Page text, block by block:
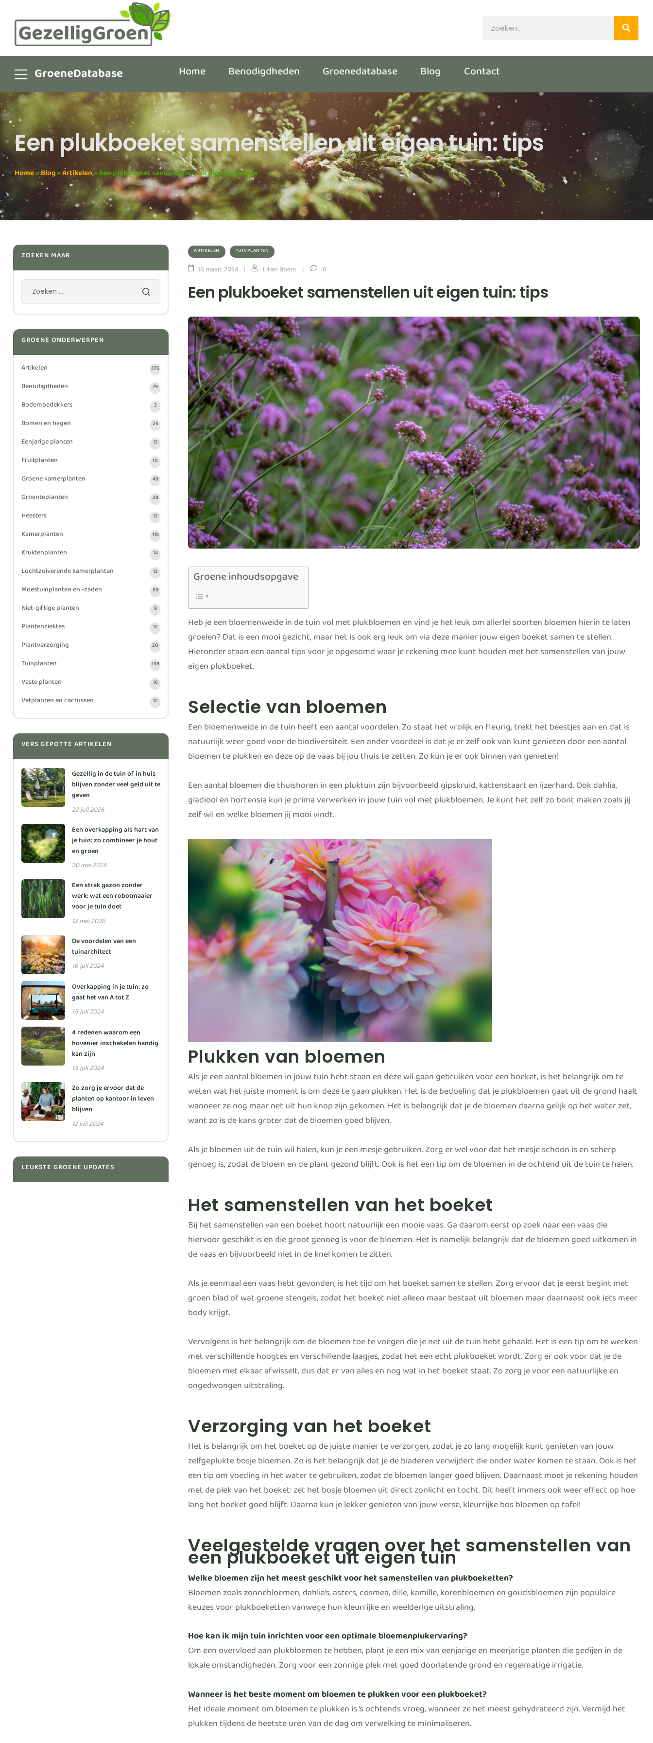
GroeneDatabase Home Benodigdheden Groenedatabase Blog Contact
Een plukboeket samenstellen uit eigen tuin: tips
Home»Blog»Artikelen»Een plukboeket samenstellen uit eigen tuin: tips
ARTIKELEN TUINPLANTEN
16 maart 2024 Lilian Boers 0
Een plukboeket samenstellen uit eigen tuin: tips
Groene inhoudsopgave
Heb je een bloemenweide in de tuin vol met plukbloemen en vind je het leuk om allerlei soorten bloemen hierin te laten
groeien? Dat is een mooi gezicht, maar het is ook erg leuk om via deze manier jouw eigen boeket samen te stellen.
Hieronder staan een aantal tips voor je opgesomd waar je rekening mee kunt houden met het samenstellen van jouw
eigen plukboeket.
Selectie van bloemen
Eenbloemenweidein de tuin heeft een aantal voordelen. Zo staat het vrolijk en fleurig, trekt het beestjes aan en dat is
natuurlijk weer goed voor de biodiversiteit. Een ander voordeel is dat je er zelf ook van kunt genieten door een aantal
bloemen te plukken en deze op de vaas bij jou thuis te zetten. Zo kun je er ook binnen van genieten!
Een aantal bloemen die thuishoren in een pluktuin zijn bijvoorbeeld gipskruid, kattenstaart en ijzerhard. Ookdahlia,
gladiool enhortensiakun je prima verwerken in jouw tuin vol met plukbloemen. Je kunt het zelf zo bont maken zoals jij
zelf wil en welke bloemen jij mooi vindt.
Plukken van bloemen
Als je een aantalbloemenin jouw tuin hebt staan en deze wil gaan gebruiken voor een boeket, is het belangrijk om te
weten wat het juiste moment is om deze te gaan plukken. Het is de bedoeling dat je plukbloemen gaat uit de grond haalt
wanneer ze nog maar net uit hun knop zijn gekomen. Het is belangrijk dat je de bloemen daarna gelijk op het water zet,
want zo is de kans groter dat de bloemen goed blijven.
Als je bloemen uit de tuin wil halen, kun je een mesje gebruiken. Zorg er wel voor dat het mesje schoon is en scherp
genoeg is, zodat de bloem en de plant gezond blijft. Ook is het een tip om de bloemen in de ochtend uit de tuin te halen.
Het samenstellen van het boeket
Bij het samenstellen van een boeket hoort natuurlijk een mooie vaas. Ga daarom eerst op zoek naar een vaas die
hiervoor geschikt is en die groot genoeg is voor de bloemen. Het is namelijk belangrijk dat de bloemen goed uitkomen in
de vaas en bijvoorbeeld niet in de knel komen te zitten.
Als je eenmaal een vaas hebt gevonden, is het tijd om het boeket samen te stellen. Zorg ervoor dat je eerst begint met
groen blad of wat groene stengels, zodat het boeket niet alleen maar bestaat uit bloemen maar daarnaast ook iets meer
body krijgt.
Vervolgens is het belangrijk om de bloemen toe te voegen die je net uit de tuin hebt gehaald. Het is een tip om te werken
met verschillende hoogtes en verschillende laagjes, zodat het een echt plukboeket wordt. Zorg er ook voor dat je de
bloemen met elkaar afwisselt, dus dat er van alles en nog wat in het boeket staat. Zo zorg je voor een natuurlijke en
ongedwongen uitstraling.
Verzorging van het boeket
Het is belangrijk om het boeket op de juiste manier te verzorgen, zodat je zo lang mogelijk kunt genieten van jouw
zelfgeplukte bosje bloemen. Zo is het belangrijk dat je de bladeren verwijdert die onder water komen te staan. Ook is het
een tip omvoedingin het water te gebruiken, zodat de bloemen langer goed blijven. Daarnaast moet je rekening houden
met de plek van het boeket: zet het bosje bloemen uit direct zonlicht en tocht. Dit heeft immers ook weer effect op hoe
lang het boeket goed blijft. Daarna kun je lekker genieten van jouw verse, kleurrijke bos bloemen op tafel!
Veelgestelde vragen over het samenstellen van
een plukboeket uit eigen tuin
Welke bloemen zijn het meest geschikt voor het samenstellen van plukboeketten?
Bloemen zoals zonnebloemen, dahlia’s, asters, cosmea, dille, kamille, korenbloemen en goudsbloemen zijn populaire
keuzes voor plukboeketten vanwege hun kleurrijke en weelderige uitstraling.
Hoe kan ik mijn tuin inrichten voor een optimale bloemenplukervaring?
Om een overvloed aan plukbloemen te hebben, plant je een mix van eenjarige en meerjarige planten die gedijen in de
lokale omstandigheden. Zorg voor een zonnige plek met goed doorlatende grond en regelmatige irrigatie.
Wanneer is het beste moment om bloemen te plukken voor een plukboeket?
Het ideale moment om bloemen te plukken is ’s ochtends vroeg, wanneer ze het meest gehydrateerd zijn. Vermijd het
plukken tijdens de heetste uren van de dag om verwelking te minimaliseren.
ZOEKEN MAAR
GROENE ONDERWERPEN
Artikelen
376
Benodigdheden 79
Bodembedekkers 3
Bomen en hagen 25
Eenjarige planten 13
Fruitplanten 10
Groene kamerplanten 49
Groenteplanten 28
Heesters 12
Kamerplanten 115
Kruidenplanten 14
Luchtzuiverende kamerplanten 12
Moestuinplanten en -zaden 59
Niet-giftige planten 8
Plantenziektes 12
Plantverzorging 20
Tuinplanten 138
Vaste planten 16
Vetplanten en cactussen 12
VERS GEPOTTE ARTIKELEN
Gezellig in de tuin of in huis
blijven zonder veel geld uit te
geven
22 juli 2026
Een overkapping als hart van
je tuin: zo combineer je hout
en groen
20 mei 2026
Een strak gazon zonder
werk: wat een robotmaaier
voor je tuin doet
12 mei 2026
De voordelen van een
tuinarchitect
16 juli 2024
Overkapping in je tuin: zo
gaat het van A tot Z
15 juli 2024
4 redenen waarom een
hovenier inschakelen handig
kan zijn
15 juli 2024
Zo zorg je ervoor dat de
planten op kantoor in leven
blijven
12 juli 2024
LEUKSTE GROENE UPDATES